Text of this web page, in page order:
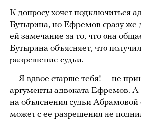
К допросу хочет подключиться
Бутырина, но Ефремов сразу же
ей замечание за то, что она
Бутырина объясняет, что
разрешение судьи.
— Я вдвое старше тебя! — не
аргументы адвоката Ефремов. А
на объяснения судьи Абрамовой
может с ее разрешения не